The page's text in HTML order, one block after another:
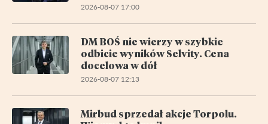
2026-08-07 17:00
DM BOŚ nie wierzy w szybkie
odbicie wyników Selvity. Cena
docelowa w dół
2026-08-07 12:13
Mirbud sprzedał akcje Torpolu.